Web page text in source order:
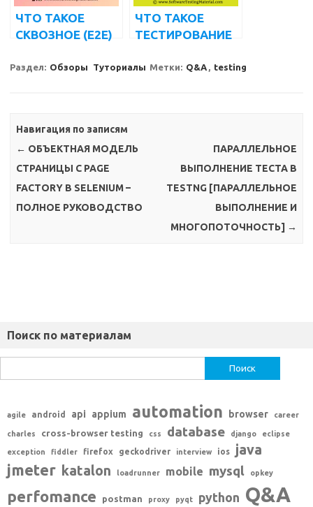
ЧТО ТАКОЕ
СКВОЗНОЕ (E2E)
| ПОДРОБНОЕ
ЧТО ТАКОЕ
ТЕСТИРОВАНИЕ
ОБЕСПЕЧЕНИЯ |
Раздел: Обзоры Туториалы Метки: Q&A , testing
Навигация по записям
← ОБЪЕКТНАЯ МОДЕЛЬ
СТРАНИЦЫ С PAGE
FACTORY В SELENIUM –
ПОЛНОЕ РУКОВОДСТВО
ПАРАЛЛЕЛЬНОЕ
ВЫПОЛНЕНИЕ ТЕСТА В
TESTNG [ПАРАЛЛЕЛЬНОЕ
ВЫПОЛНЕНИЕ И
МНОГОПОТОЧНОСТЬ] →
Поиск по материалам
agile android api appium automation browser career
charles cross-browser testing css database django eclipse
exception fiddler firefox geckodriver interview ios java
jmeter katalon loadrunner mobile mysql opkey
perfomance postman proxy pyqt python Q&A